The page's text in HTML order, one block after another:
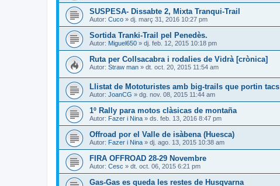
SUSPESA- Dissabte 2, Mixta Tranqui-Trail
Autor: Cuco » dj. març 31, 2016 10:27 pm
Sortida Tranki-Trail pel Penedès.
Autor: Miguel650 » dj. feb. 12, 2015 10:18 pm
Ruta per Collsacabra i rodalies de Vidrà [crònica]
Autor: Straw man » dt. oct. 20, 2015 11:54 am
Llistat de Mototuristes amb big-trails que portin tacs
Autor: JoanCG » dg. nov. 08, 2015 11:44 am
1º Rally para motos clàsicas de montaña
Autor: Fazer i Nina » ds. feb. 13, 2016 8:47 pm
Offroad por el Valle de isàbena (Huesca)
Autor: Fazer i Nina » dj. ago. 13, 2015 10:38 am
FIRA OFFROAD 28-29 Novembre
Autor: Cesc » dt. oct. 06, 2015 6:21 pm
Gas-Gas es queda les restes de Husqvarna